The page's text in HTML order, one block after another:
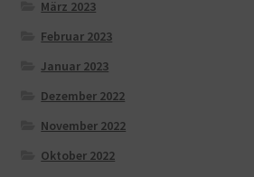
März 2023
Februar 2023
Januar 2023
Dezember 2022
November 2022
Oktober 2022